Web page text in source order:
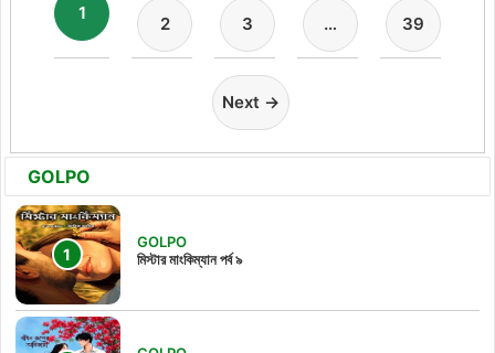
1
2 3 … 39
Next →
GOLPO
GOLPO
মিস্টার মাংকিম্যান পর্ব ৯